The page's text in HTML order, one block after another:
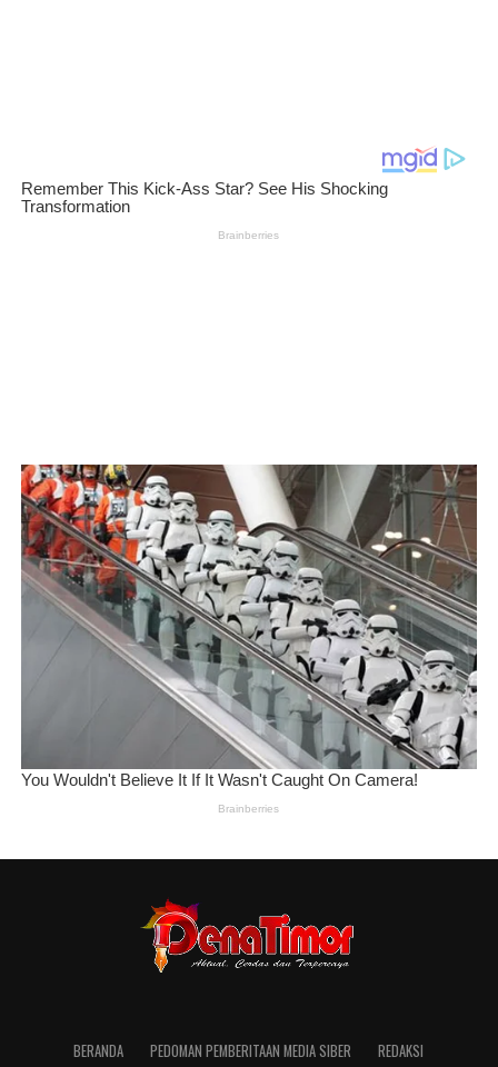
BERANDA PEDOMAN PEMBERITAAN MEDIA SIBER REDAKSI